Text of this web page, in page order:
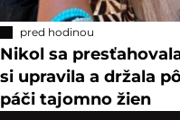
pred hodinou
Nikol sa
si upravila a držala
páči tajomno žien